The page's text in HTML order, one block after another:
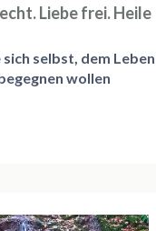
Liebe frei. Heile
selbst, dem Leben
wollen